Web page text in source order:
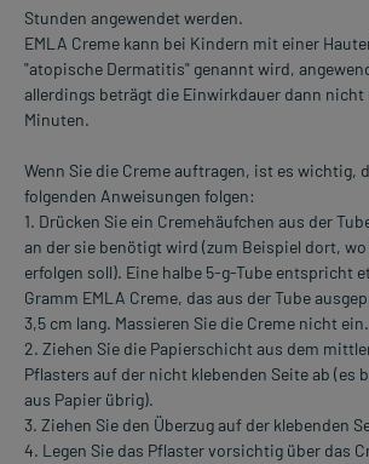
Stunden angewendet werden.
EMLA Creme kann bei Kindern mit einer
"atopische Dermatitis" genannt wird,
allerdings beträgt die Einwirkdauer dann nicht
Minuten.
Wenn Sie die Creme auftragen, ist es wichtig,
folgenden Anweisungen folgen:
1. Drücken Sie ein Cremehäufchen aus der
an der sie benötigt wird (zum Beispiel dort,
erfolgen soll). Eine halbe 5-g-Tube entspricht
Gramm EMLA Creme, das aus der Tube
3,5 cm lang. Massieren Sie die Creme nicht ein.
2. Ziehen Sie die Papierschicht aus dem
Pflasters auf der nicht klebenden Seite ab (es
aus Papier übrig).
3. Ziehen Sie den Überzug auf der klebenden
4. Legen Sie das Pflaster vorsichtig über das